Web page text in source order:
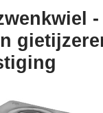
-